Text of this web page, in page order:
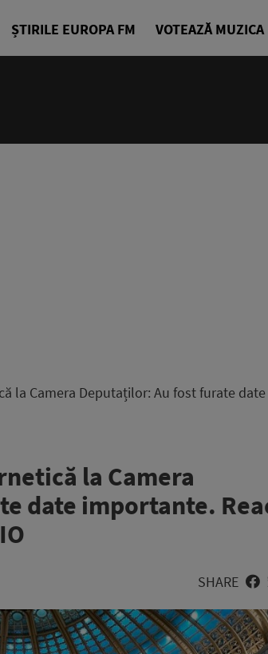
ȘTIRILE EUROPA FM VOTEAZĂ MUZICA
la Camera Deputaților: Au fost furate date
la Camera
date importante.
SHARE